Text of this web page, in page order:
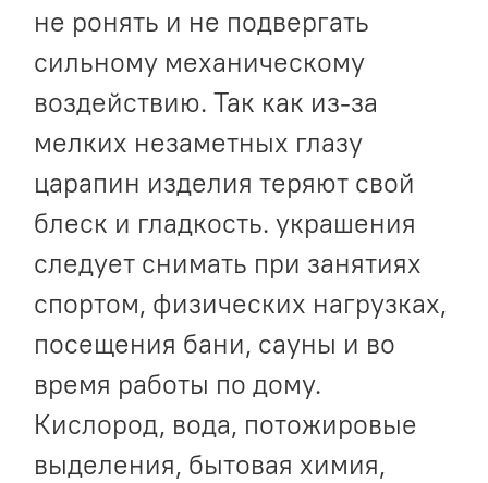
не ронять и не подвергать
сильному механическому
воздействию. Так как из-за
мелких незаметных глазу
царапин изделия теряют свой
блеск и гладкость. украшения
следует снимать при занятиях
спортом, физических нагрузках,
посещения бани, сауны и во
время работы по дому.
Кислород, вода, потожировые
выделения, бытовая химия,